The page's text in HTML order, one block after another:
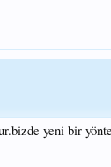
yeni bir